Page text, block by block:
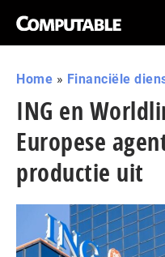
Home » Financiële
ING en
Europese
productie uit